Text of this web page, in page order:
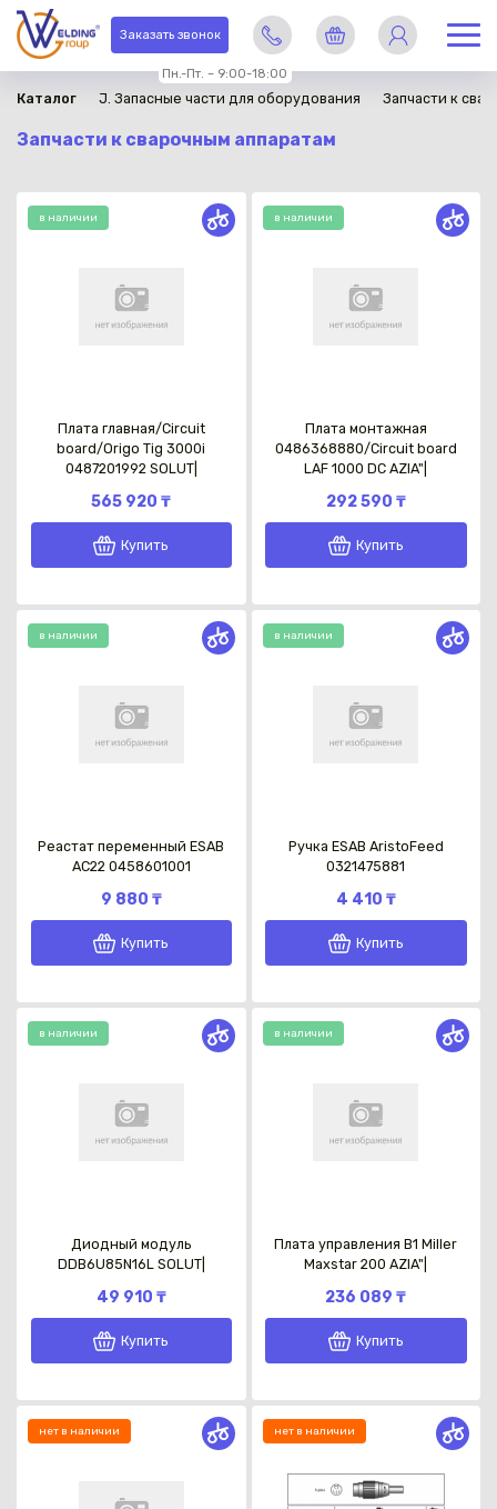
Заказать звонок
Пн.-Пт. – 9:00-18:00
Каталог J. Запасные части для оборудования Запчасти к
Запчасти к сварочным аппаратам
в наличии
Плата главная/Circuit
board/Origo Tig 3000i
0487201992 SOLUT|
565 920 ₸
Купить
в наличии
Плата монтажная
0486368880/Circuit board
LAF 1000 DC AZIA"|
292 590 ₸
Купить
в наличии
Реастат переменный ESAB
АС22 0458601001
9 880 ₸
Купить
в наличии
Ручка ESAB AristoFeed
0321475881
4 410 ₸
Купить
в наличии
Диодный модуль
DDB6U85N16L SOLUT|
49 910 ₸
Купить
в наличии
Плата управления В1 Miller
Maxstar 200 AZIA"|
236 089 ₸
Купить
нет в наличии нет в наличии